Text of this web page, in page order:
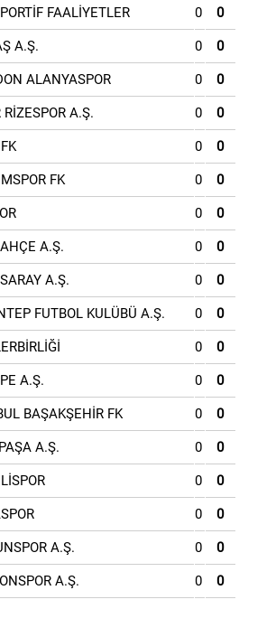
FAALİYETLER 0 0
A.Ş. 0 0
ALANYASPOR 0 0
RİZESPOR A.Ş. 0 0
0 0
FK 0 0
0 0
A.Ş. 0 0
A.Ş. 0 0
FUTBOL KULÜBÜ A.Ş. 0 0
0 0
A.Ş. 0 0
BAŞAKŞEHİR FK 0 0
A.Ş. 0 0
0 0
0 0
A.Ş. 0 0
A.Ş. 0 0